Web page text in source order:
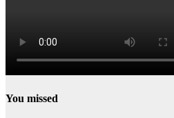
You missed